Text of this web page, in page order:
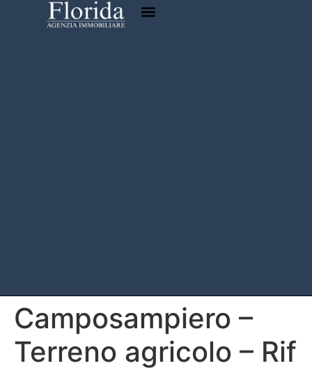
Camposampiero –
Terreno agricolo – Rif